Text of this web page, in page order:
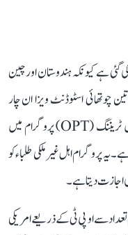
ہے کیونکہ ہندوستان اور چین
چوتھائی اسٹوڈنٹ ویزا ان چار
مہینوں کے دوران ہوتے ہیں۔ یہ آپشنل پرہکٹیکل ٹریننگ (OPT) پروگرام میں
یہ پروگرام اہل غیر ملکی طلباء کو
اجازت دیتا ہے۔
تعداد سے او پی ٹی کے ذریعے امریکی